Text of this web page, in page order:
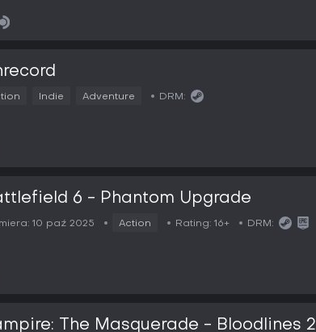
Indie Adventure DRM:
6 - Phantom Upgrade
10 paź 2025 Action Rating: 16+ DRM:
The Masquerade - Bloodlines 2